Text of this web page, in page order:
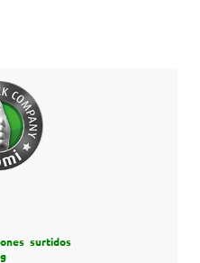
surtidos